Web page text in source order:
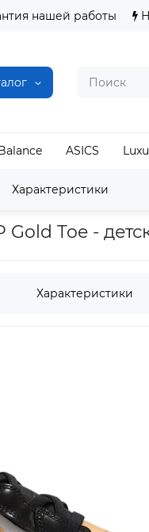
нашей работы
ASICS
Характеристики
Air Jordan
Gold Toe -
Характеристики